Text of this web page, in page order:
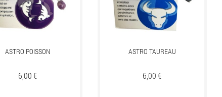
ASTRO POISSON
Prix
6,00 €
ASTRO TAUREAU
Prix
6,00 €